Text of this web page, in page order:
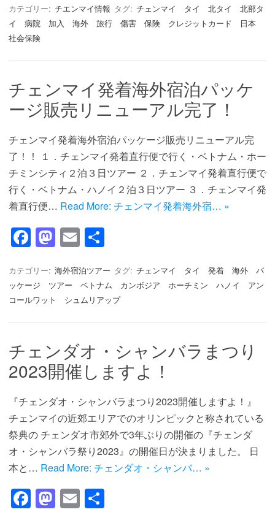
c
e
o
k
st
o
n
ail
カテゴリー: チエンマイ情報 タグ: チェンマイ タイ 北タイ 北部タ
イ 病院 加入 海外 旅行 傷害 保険 クレジットカード 日本
社会保険
チェンマイ発着海外宿泊パッケ
ージ販売リニューアル完了！
チェンマイ発着海外宿泊パッケージ販売リニューアル完
了！！ １．チェンマイ発着直行便で行く・ベトナム・ホー
チミンシティ２泊３日ツアー ２．チェンマイ発着直行便で
行く・ベトナム・ハノイ２泊３日ツアー ３．チェンマイ発
着直行便… Read More: チェンマイ発着海外宿… »
F
a
c
e
o
k
M
a
st
o
n
E
m
ail
カテゴリー: 海外宿泊ツアー タグ: チェンマイ タイ 発着 海外 パ
ッケージ ツアー ベトナム カンボジア ホーチミン ハノイ アン
コールワット シュムリアップ
チェンダオ・シャンバラまつり
2023開催しますよ！
『チェンダオ・シャンバラまつり2023開催しますよ！』
チェンマイの近郊エリアでのオリンピックと称されている
祭典の チェンダオ市郊外で3年ぶりの開催の『チェンダ
オ・シャンバラ祭り2023』の開催日が決まりました。 日
本と… Read More: チェンダオ・シャンバ… »
F M E